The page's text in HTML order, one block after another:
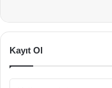
Kayıt Ol